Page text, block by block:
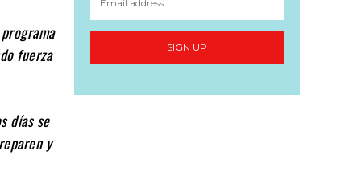
fuerza
días se
y
SIGN UP